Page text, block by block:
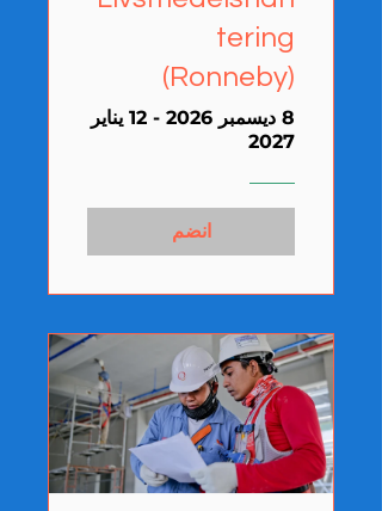
tering
(Ronneby)
8 ديسمبر 2026 - 12 يناير
2027
انضم